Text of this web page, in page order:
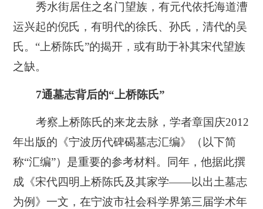
秀水街居住之名门望族，有元代依托海道漕
运兴起的倪氏，有明代的徐氏、孙氏，清代的吴
氏。“上桥陈氏”的揭开，或有助于补其宋代望族
之缺。
7通墓志背后的“上桥陈氏”
考察上桥陈氏的来龙去脉，学者章国庆2012
年出版的《宁波历代碑碣墓志汇编》（以下简
称“汇编”）是重要的参考材料。同年，他据此撰
成《宋代四明上桥陈氏及其家学——以出土墓志
为例》一文，在宁波市社会科学界第三届学术年